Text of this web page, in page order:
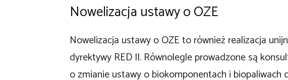
Nowelizacja ustawy o OZE
Nowelizacja ustawy o OZE to również realizacja
dyrektywy RED II. Równolegle prowadzone są
o zmianie ustawy o biokomponentach i biopaliwach